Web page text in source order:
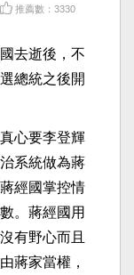
推薦數：3330
去逝後，不
總統之後開
心要李登輝
系統做為蔣
經國掌控情
。蔣經國用
有野心而且
蔣家當權，